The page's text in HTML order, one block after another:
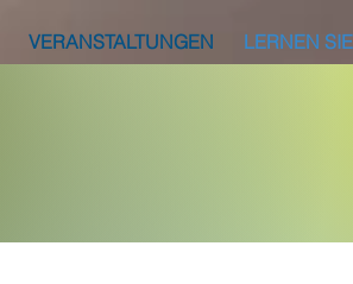
VERANSTALTUNGEN LERNEN